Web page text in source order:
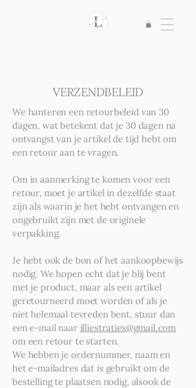
VERZENDBELEID
We hanteren een retourbeleid van 30
dagen, wat betekent dat je 30 dagen na
ontvangst van je artikel de tijd hebt om
een retour aan te vragen.
Om in aanmerking te komen voor een
retour, moet je artikel in dezelfde staat
zijn als waarin je het hebt ontvangen en
ongebruikt zijn met de originele
verpakking.
Je hebt ook de bon of het aankoopbewijs
nodig. We hopen echt dat je blij bent
met je product, maar als een artikel
geretourneerd moet worden of als je
niet helemaal tevreden bent, stuur dan
een e-mail naar illiestraties@gmail.com
om een retour te starten.
We hebben je ordernummer, naam en
het e-mailadres dat is gebruikt om de
bestelling te plaatsen nodig, alsook de